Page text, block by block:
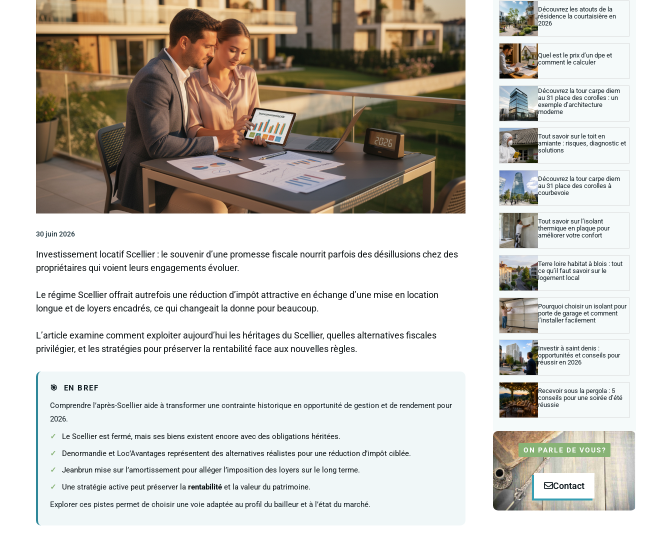
30 juin 2026
Investissement locatif Scellier : le souvenir d’une promesse fiscale nourrit parfois des désillusions chez des
propriétaires qui voient leurs engagements évoluer.
Le régime Scellier offrait autrefois une réduction d’impôt attractive en échange d’une mise en location
longue et de loyers encadrés, ce qui changeait la donne pour beaucoup.
L’article examine comment exploiter aujourd’hui les héritages du Scellier, quelles alternatives fiscales
privilégier, et les stratégies pour préserver la rentabilité face aux nouvelles règles.
EN BREF
Comprendre l’après-Scellier aide à transformer une contrainte historique en opportunité de gestion et de rendement pour
2026.
Le Scellier est fermé, mais ses biens existent encore avec des obligations héritées.
Denormandie et Loc’Avantages représentent des alternatives réalistes pour une réduction d’impôt ciblée.
Jeanbrun mise sur l’amortissement pour alléger l’imposition des loyers sur le long terme.
Une stratégie active peut préserver la rentabilité et la valeur du patrimoine.
Explorer ces pistes permet de choisir une voie adaptée au profil du bailleur et à l’état du marché.
Découvrez les atouts de la
résidence la courtaisière en
2026
Quel est le prix d’un dpe et
comment le calculer
Découvrez la tour carpe diem
au 31 place des corolles : un
exemple d’architecture
moderne
Tout savoir sur le toit en
amiante : risques, diagnostic et
solutions
Découvrez la tour carpe diem
au 31 place des corolles à
courbevoie
Tout savoir sur l’isolant
thermique en plaque pour
améliorer votre confort
Terre loire habitat à blois : tout
ce qu’il faut savoir sur le
logement local
Pourquoi choisir un isolant pour
porte de garage et comment
l’installer facilement
Investir à saint denis :
opportunités et conseils pour
réussir en 2026
Recevoir sous la pergola : 5
conseils pour une soirée d’été
réussie
ON PARLE DE VOUS?
Contact